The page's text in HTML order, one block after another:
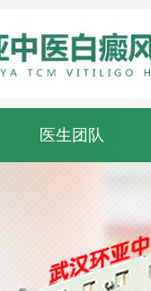
医生团队